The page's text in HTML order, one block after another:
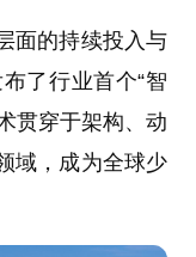
面的持续投入与
了行业首个“智
贯穿于架构、动
域，成为全球少